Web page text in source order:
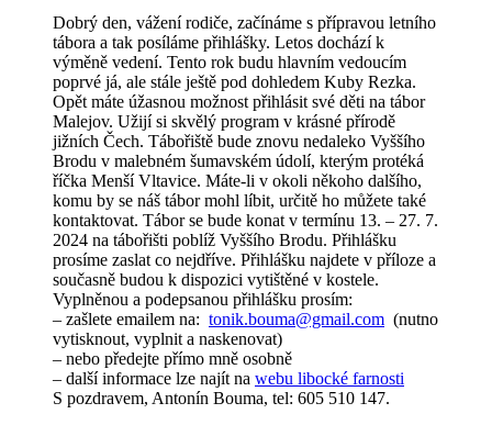
Dobrý den, vážení rodiče, začínáme s přípravou letního
tábora a tak posíláme přihlášky. Letos dochází k
výměně vedení. Tento rok budu hlavním vedoucím
poprvé já, ale stále ještě pod dohledem Kuby Rezka.
Opět máte úžasnou možnost přihlásit své děti na tábor
Malejov. Užijí si skvělý program v krásné přírodě
jižních Čech. Tábořiště bude znovu nedaleko Vyššího
Brodu v malebném šumavském údolí, kterým protéká
říčka Menší Vltavice. Máte-li v okoli někoho dalšího,
komu by se náš tábor mohl líbit, určitě ho můžete také
kontaktovat. Tábor se bude konat v termínu 13. – 27. 7.
2024 na tábořišti poblíž Vyššího Brodu. Přihlášku
prosíme zaslat co nejdříve. Přihlášku najdete v příloze a
současně budou k dispozici vytištěné v kostele.
Vyplněnou a podepsanou přihlášku prosím:
– zašlete emailem na: tonik.bouma@gmail.com (nutno
vytisknout, vyplnit a naskenovat)
– nebo předejte přímo mně osobně
– další informace lze najít na webu libocké farnosti
S pozdravem, Antonín Bouma, tel: 605 510 147.